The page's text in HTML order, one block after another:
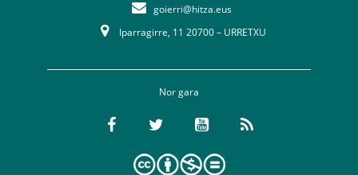
goierri@hitza.eus
Iparragirre, 11 20700 – URRETXU
Nor gara